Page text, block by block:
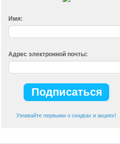
Имя:
Адрес электронной почты:
Узнавайте первыми о скидках и акциях!